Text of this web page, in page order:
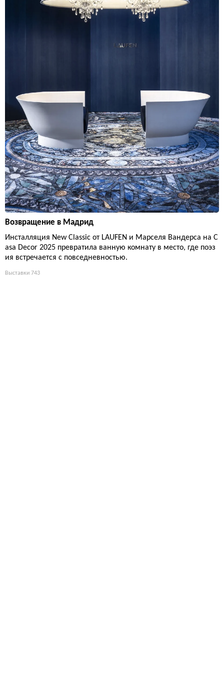
Возвращение в Мадрид
Инсталляция New Classic от LAUFEN и Марселя Вандерса на C
asa Decor 2025 превратила ванную комнату в место, где поэз
ия встречается с повседневностью.
Выставки 743